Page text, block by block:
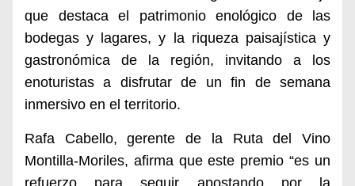
que destaca el patrimonio enológico de las
bodegas y lagares, y la riqueza paisajística y
gastronómica de la región, invitando a los
enoturistas a disfrutar de un fin de semana
inmersivo en el territorio.
Rafa Cabello, gerente de la Ruta del Vino
Montilla-Moriles, afirma que este premio “es un
refuerzo para seguir apostando por la